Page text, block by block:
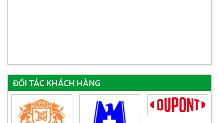
ĐỐI TÁC KHÁCH HÀNG